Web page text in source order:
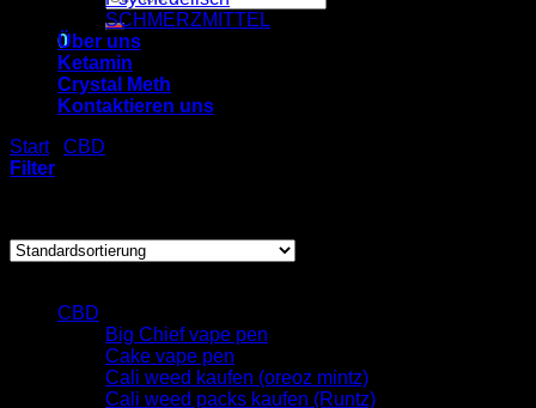
nach:
0
Warenkorb
Es befinden sich keine Produkte im Warenkorb.
SCHMERZMITTEL
Über uns
Ketamin
Crystal Meth
Kontaktieren uns
Start
CBD
Filter
CBD
Big Chief vape pen
Cake vape pen
Cali weed kaufen (oreoz mintz)
Cali weed packs kaufen (Runtz)